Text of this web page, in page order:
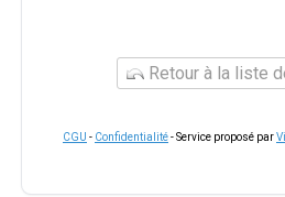
Retour à la liste
CGU - Confidentialité- Service proposé par